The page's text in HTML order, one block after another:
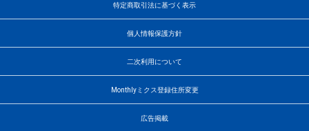
特定商取引法に基づく表示
個人情報保護方針
二次利用について
Monthlyミクス登録住所変更
広告掲載